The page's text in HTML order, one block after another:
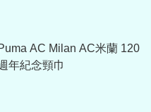
AC Milan AC米蘭 120
年紀念頸巾